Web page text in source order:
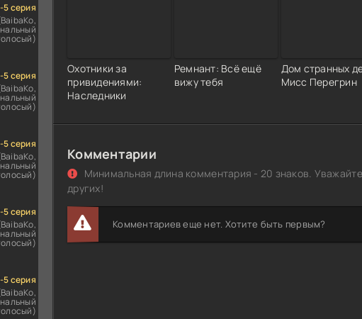
5 серия
5 серия
5 серия
5 серия
5 серия
Охотники за
привидениями:
Наследники
Ремнант: Всё ещё
вижу тебя
Дом странных
Мисс Перегрин
Комментарии
Минимальная длина комментария - 20 знаков.
других!
Комментариев еще нет. Хотите быть первым?